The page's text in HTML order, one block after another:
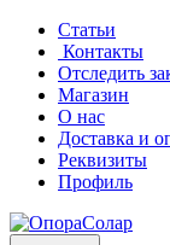
Перейти
навигации
Перейти
содержанию
Статьи
Контакты
Отследить
Магазин
О нас
Доставка и
Реквизиты
Профиль